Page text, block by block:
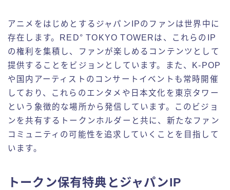
アニメをはじめとするジャパンIPのファンは世界中に
存在します。RED° TOKYO TOWERは、これらのIP
の権利を集積し、ファンが楽しめるコンテンツとして
提供することをビジョンとしています。また、K-POP
や国内アーティストのコンサートイベントも常時開催
しており、これらのエンタメや日本文化を東京タワー
という象徴的な場所から発信しています。このビジョ
ンを共有するトークンホルダーと共に、新たなファン
コミュニティの可能性を追求していくことを目指して
います。
トークン保有特典とジャパンIP